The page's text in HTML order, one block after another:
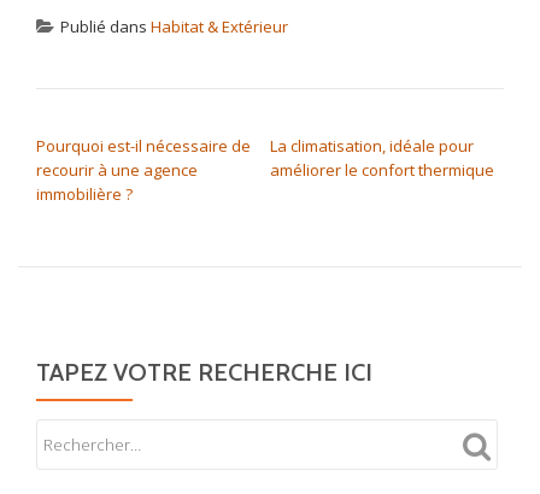
Publié dans Habitat & Extérieur
Pourquoi est-il nécessaire de
recourir à une agence
immobilière ?
La climatisation, idéale pour
améliorer le confort thermique
TAPEZ VOTRE RECHERCHE ICI